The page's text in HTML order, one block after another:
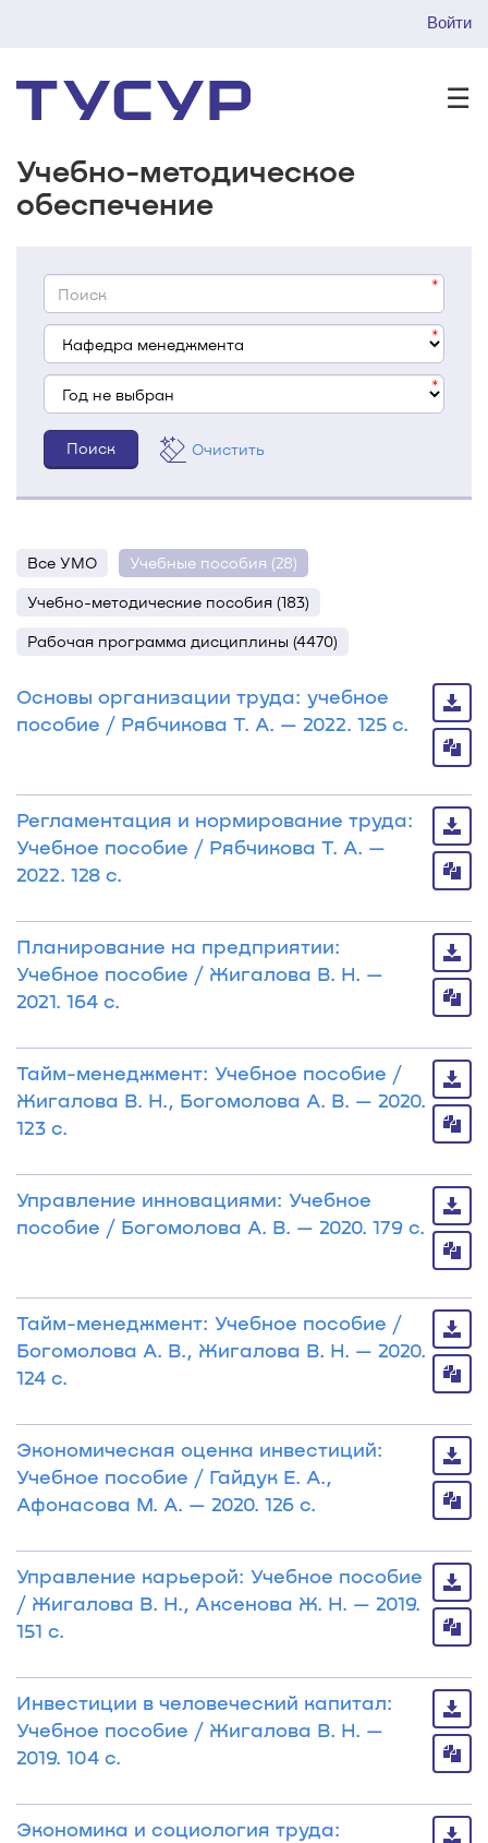
Войти
☰
Учебно-методическое
обеспечение
Очистить
Все УМО Учебные пособия (28)
Учебно-методические пособия (183)
Рабочая программа дисциплины (4470)
Основы организации труда: учебное
пособие / Рябчикова Т. А. — 2022. 125 с.
Регламентация и нормирование труда:
Учебное пособие / Рябчикова Т. А. —
2022. 128 с.
Планирование на предприятии:
Учебное пособие / Жигалова В. Н. —
2021. 164 с.
Тайм-менеджмент: Учебное пособие /
Жигалова В. Н., Богомолова А. В. — 2020.
123 с.
Управление инновациями: Учебное
пособие / Богомолова А. В. — 2020. 179 с.
Тайм-менеджмент: Учебное пособие /
Богомолова А. В., Жигалова В. Н. — 2020.
124 с.
Экономическая оценка инвестиций:
Учебное пособие / Гайдук Е. А.,
Афонасова М. А. — 2020. 126 с.
Управление карьерой: Учебное пособие
/ Жигалова В. Н., Аксенова Ж. Н. — 2019.
151 с.
Инвестиции в человеческий капитал:
Учебное пособие / Жигалова В. Н. —
2019. 104 с.
Экономика и социология труда: